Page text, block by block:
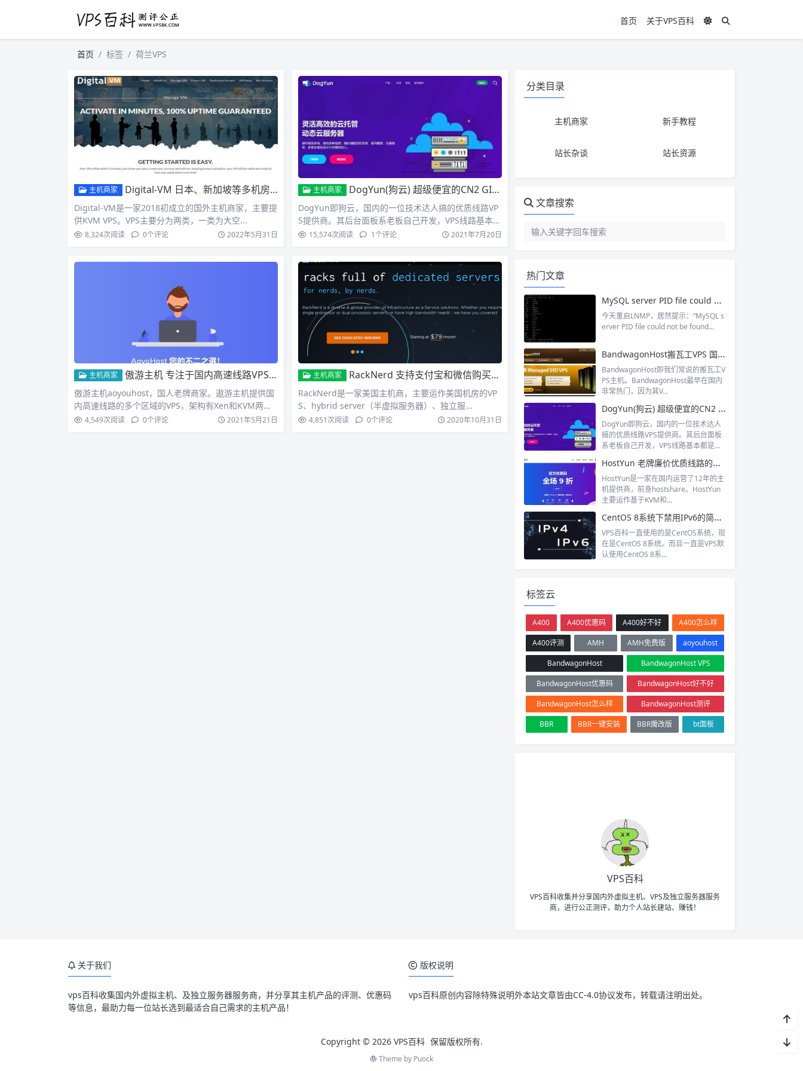
首页 关于VPS百科
首页 标签 荷兰VPS
主机商家 Digital-VM 日本、新加坡等多机房VPS提供商 低至月付4刀
Digital-VM是一家2018初成立的国外主机商家，主要提
供KVM VPS。VPS主要分为两类，一类为大空...
8,324次阅读 0个评论 2022年5月31日
主机商家 DogYun(狗云) 超级便宜的CN2 GIA线路VPS 512MB内存低至20RMB
DogYun即狗云，国内的一位技术达人搞的优质线路VP
S提供商。其后台面板系老板自己开发，VPS线路基本都
是国...
15,574次阅读 1个评论 2021年7月20日
主机商家 傲游主机 专注于国内高速线路VPS的国外主机运营商
傲游主机aoyouhost，国人老牌商家。遨游主机提供国
内高速线路的多个区域的VPS，架构有Xen和KVM两
类...4,549次阅读 0个评论 2021年5月21日
主机商家 RackNerd 支持支付宝和微信购买的便宜VPS提供商 1GB内存VPS低至1美元
RackNerd是一家美国主机商，主要运作美国机房的VP
S、hybrid server（半虚拟服务器）、独立服...
4,851次阅读 0个评论 2020年10月31日
分类目录
主机商家 新手教程
站长杂谈 站长资源
文章搜索
热门文章
MySQL server PID file could not be found解决办法分享
今天重启LNMP，居然提示：“MySQL s
erver PID file could not be found...
BandwagonHost搬瓦工VPS 国内非常热门的美国VPS主机提供商 2024 11.11特价vps
BandwagonHost即我们常说的搬瓦工V
PS主机。BandwagonHost最早在国内
非常热门，因为其V...
DogYun(狗云) 超级便宜的CN2 GIA线路VPS 512MB内存低至20RMB
DogYun即狗云，国内的一位技术达人
搞的优质线路VPS提供商。其后台面板
系老板自己开发，VPS线路基本都是
HostYun 老牌廉价优质线路的国内主机运营商 CN2 GIA线路的美国VPS
HostYun是一家在国内运营了12年的主
机提供商，前身hostshare。HostYun
主要运作基于KVM和...
CentOS 8系统下禁用IPv6的简易方法
VPS百科一直使用的是CentOS系统，现
在是CentOS 8系统。而且一直是VPS默
认使用CentOS 8系...
标签云
A400 A400优惠码 A400好不好
A400怎么样
A400评测
AMH AMH免费版
aoyouhost
BandwagonHost
BandwagonHost VPS
BandwagonHost优惠码
BandwagonHost好不好
BandwagonHost怎么样
BandwagonHost测评
BBR
BBR一键安装 BBR魔改版 bt面板
VPS百科
VPS百科收集并分享国内外虚拟主机、VPS及独立服务器服务
商，进行公正测评，助力个人站长建站、赚钱！
关于我们
vps百科收集国内外虚拟主机、及独立服务器服务商，并分享其主机产品的评测、优惠码
等信息，最助力每一位站长选到最适合自己需求的主机产品！
版权说明
vps百科原创内容除特殊说明外本站文章皆由CC-4.0协议发布，转载请注明出处。
Copyright © 2026 VPS百科 保留版权所有.
Theme by Puock